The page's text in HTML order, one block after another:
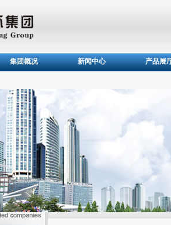
集团概况 新闻中心 产品展
所属公司